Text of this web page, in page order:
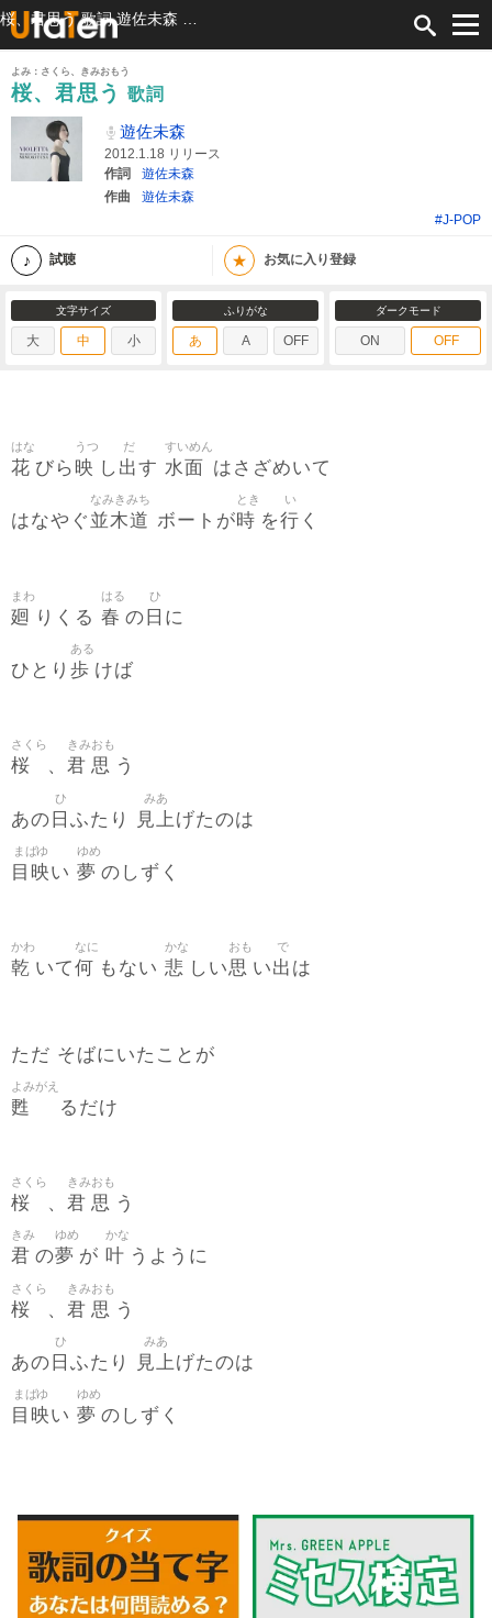
よみ：さくら、きみおもう
桜、君思う
歌詞
遊佐未森
2012.1.18 リリース
作詞
遊佐未森
作曲
遊佐未森
#J-POP
試聴 ★ お気に入り登録
文字サイズ
大 中 小
ふりがな
あ A OFF
ダークモード
ON OFF
花
はな
びら 映
うつ
し 出
だ
す 水面
すいめん
はさざめいて
はなやぐ 並木道
なみきみち
ボートが時
とき
を行
い
く
廻
まわ
りくる 春
はる
の 日
ひ
に
ひとり 歩
ある
けば
桜
さくら
、 君
きみ
思
おも
う
あの 日
ひ
ふたり 見上
みあ
げたのは
目映
まばゆ
い 夢
ゆめ
のしずく
乾
かわ
いて何
なに
もない 悲
かな
しい思
おも
い出
で
は
ただ そばにいたことが
甦
よみがえ
るだけ
桜
さくら
、 君
きみ
思
おも
う
君
きみ
の夢
ゆめ
が 叶
かな
うように
桜
さくら
、 君
きみ
思
おも
う
あの 日
ひ
ふたり 見上
みあ
げたのは
目映
まばゆ
い 夢
ゆめ
のしずく